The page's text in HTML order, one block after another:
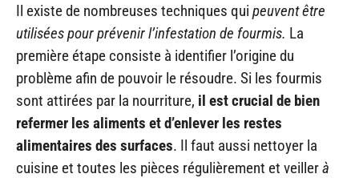
Il existe de nombreuses techniques qui peuvent être
utilisées pour prévenir l’infestation de fourmis. La
première étape consiste à identifier l’origine du
problème afin de pouvoir le résoudre. Si les fourmis
sont attirées par la nourriture, il est crucial de bien
refermer les aliments et d’enlever les restes
alimentaires des surfaces. Il faut aussi nettoyer la
cuisine et toutes les pièces régulièrement et veillerà